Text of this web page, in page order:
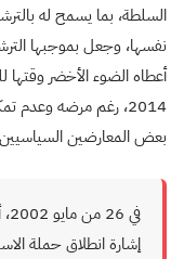
نفسها، وجعل بموجبها
2014، رغم مرضه وعدم
بعض المعارضين السياسيين
إشارة انطلاق حملة